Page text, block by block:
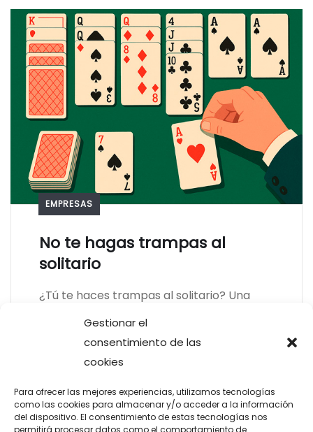
Gestionar el
consentimiento de las
cookies
Para ofrecer las mejores experiencias, utilizamos tecnologías
como las cookies para almacenar y/o acceder a la información
del dispositivo. El consentimiento de estas tecnologías nos
permitirá procesar datos como el comportamiento de
EMPRESAS
No te hagas trampas al
solitario
¿Tú te haces trampas al solitario? Una
pregunta incómoda, pero necesaria.
Porque en los negocios —y en la vida— el
autoengaño es la trampa más cruel de
Leer más 87